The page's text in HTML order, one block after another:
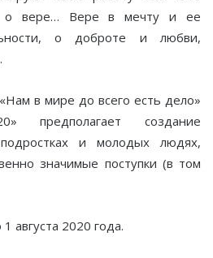
о вере… Вере в мечту и ее
о доброте и любви,
в мире до всего есть дело»
предполагает создание
и молодых людях,
значимые поступки (в том
августа 2020 года.